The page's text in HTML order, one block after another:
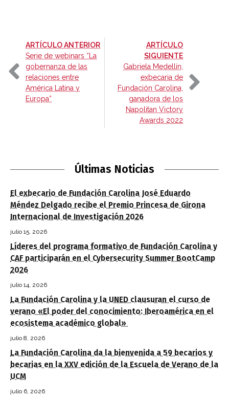
ARTÍCULO ANTERIOR-
Serie de webinars “La
gobernanza de las
relaciones entre
América Latina y
Europa”
ARTÍCULO
SIGUIENTE-
Gabriela Medellín,
exbecaria de
Fundación Carolina,
ganadora de los
Napolitan Victory
Awards 2022
Últimas Noticias
El exbecario de Fundación Carolina José Eduardo
Méndez Delgado recibe el Premio Princesa de Girona
Internacional de Investigación 2026
julio 15, 2026
Líderes del programa formativo de Fundación Carolina y
CAF participarán en el Cybersecurity Summer BootCamp
2026
julio 14, 2026
La Fundación Carolina y la UNED clausuran el curso de
verano «El poder del conocimiento: Iberoamérica en el
ecosistema académico global»
julio 8, 2026
La Fundación Carolina da la bienvenida a 59 becarios y
becarias en la XXV edición de la Escuela de Verano de la
UCM
julio 6, 2026